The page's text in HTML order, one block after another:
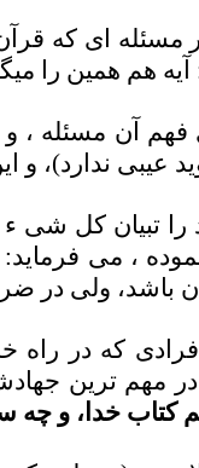
مسئله اى كه
: آيه هم همين را
فهم آن مسئله ،
عيبى ندارد)، و
تبيان كل شى ء
، مى
باشد، ولى در
كه در راه
در مهم ترين
كتاب خدا، و چه